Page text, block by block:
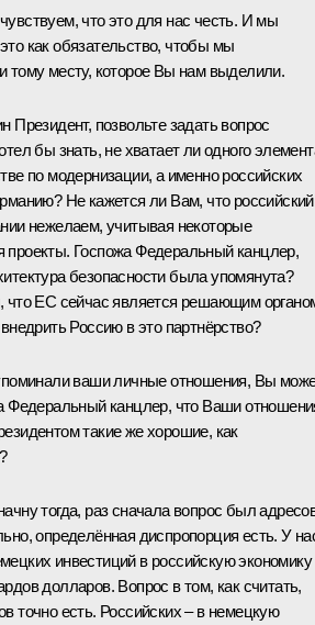
что это для нас честь. И мы
как обязательство, чтобы мы
тому месту, которое Вы нам выделили.
Президент, позвольте задать вопрос
бы знать, не хватает ли одного
по модернизации, а именно российских
Не кажется ли Вам, что российский
нежелаем, учитывая некоторые
проекты. Госпожа Федеральный канцлер,
безопасности была упомянута?
что ЕС сейчас является решающим
Россию в это партнёрство?
ваши личные отношения, Вы
Федеральный канцлер, что Ваши
такие же хорошие, как
тогда, раз сначала вопрос был
определённая диспропорция есть. У
инвестиций в российскую экономику
долларов. Вопрос в том, как считать,
точно есть. Российских – в немецкую